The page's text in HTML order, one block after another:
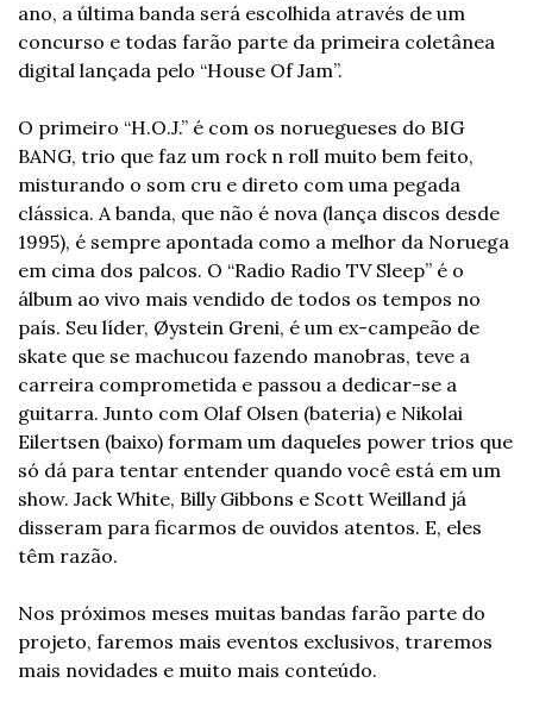
ano, a última banda será escolhida através de um
concurso e todas farão parte da primeira coletânea
digital lançada pelo “House Of Jam”.
O primeiro “H.O.J.” é com os noruegueses do BIG
BANG, trio que faz um rock n roll muito bem feito,
misturando o som cru e direto com uma pegada
clássica. A banda, que não é nova (lança discos desde
1995), é sempre apontada como a melhor da Noruega
em cima dos palcos. O “Radio Radio TV Sleep” é o
álbum ao vivo mais vendido de todos os tempos no
país. Seu líder, Øystein Greni, é um ex-campeão de
skate que se machucou fazendo manobras, teve a
carreira comprometida e passou a dedicar-se a
guitarra. Junto com Olaf Olsen (bateria) e Nikolai
Eilertsen (baixo) formam um daqueles power trios que
só dá para tentar entender quando você está em um
show. Jack White, Billy Gibbons e Scott Weilland já
disseram para ficarmos de ouvidos atentos. E, eles
têm razão.
Nos próximos meses muitas bandas farão parte do
projeto, faremos mais eventos exclusivos, traremos
mais novidades e muito mais conteúdo.